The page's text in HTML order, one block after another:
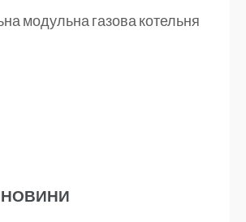
модульна газова котельня
НОВИНИ